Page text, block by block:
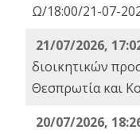
Ω/18:00/21-07-
21/07/2026,
διοικητικών
Θεσπρωτία και
20/07/2026,